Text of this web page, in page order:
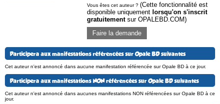
Vous êtes cet auteur ? (Cette fonctionnalité est
disponible uniquement lorsqu'on s'inscrit
gratuitementsur OPALEBD.COM)
Faire la demande
Participera aux manifestations référencées sur Opale BD suivantes
Cet auteur n'est annoncé dans aucune manifestation référencée sur Opale BD à ce jour.
Participera aux manifestations NON référencées sur Opale BD suivantes
Cet auteur n'est annoncé dans aucunes manifestations NON référencées sur Opale BD à ce
jour.